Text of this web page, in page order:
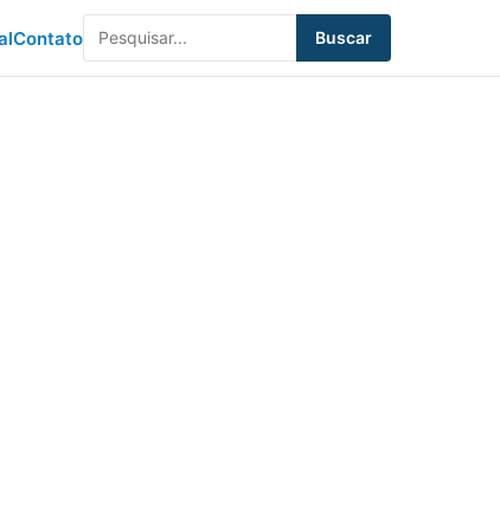
Contato Buscar